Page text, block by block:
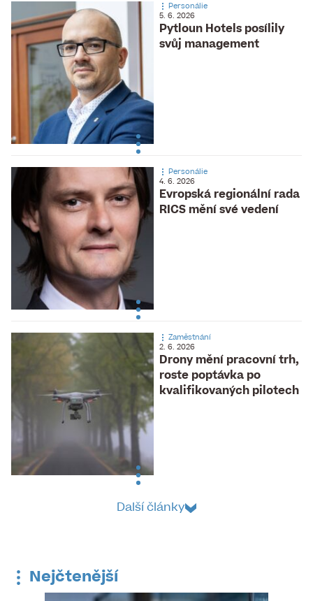
Pytloun Hotels posílily
svůj management
Personálie
5. 6. 2026
Evropská regionální rada
RICS mění své vedení
Personálie
4. 6. 2026
Drony mění pracovní trh,
roste poptávka po
kvalifikovaných pilotech
Zaměstnání
2. 6. 2026
Další články
Nejčtenější